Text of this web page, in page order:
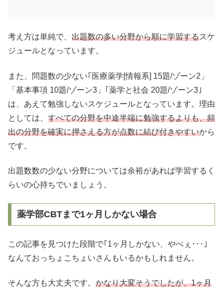
考え方は単純で、 出題数の多い分野から順に学習するスケ
ジュールとなっています。
また、問題数の少ない｢医療薬学[情報系] 15題/ゾーン2」
「基本事項 10題/ゾーン3」｢薬学と社会 20題/ゾーン3｣
は、あえて勉強しないスケジュールとなっています。理由
としては、 すべての分野を中途半端に勉強するよりも、頻
出の分野を確実に押さえる方が点数に結び付きやすいから
です。
出題数数の少ない分野については余裕があれば学習するく
らいの心持ちでいましょう。
薬学部CBTまで1ヶ月しかない場合
この記事を見つけた段階で｢1ヶ月しかない、やべぇ･･･｣
なんておっちょこちょいさんもいるかもしれません。
そんな方も大丈夫です。 かなり大変そうでしたが、1ヶ月